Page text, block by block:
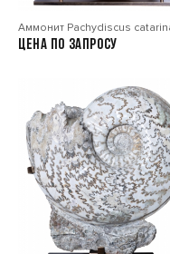
Аммонит Pachydiscus
Цена по запросу